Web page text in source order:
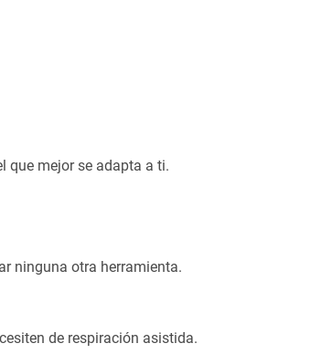
que mejor se adapta a ti.
ninguna otra herramienta.
de respiración asistida.